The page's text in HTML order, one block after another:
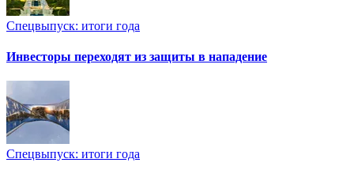
Спецвыпуск: итоги года
Инвесторы переходят из защиты в нападение
Спецвыпуск: итоги года